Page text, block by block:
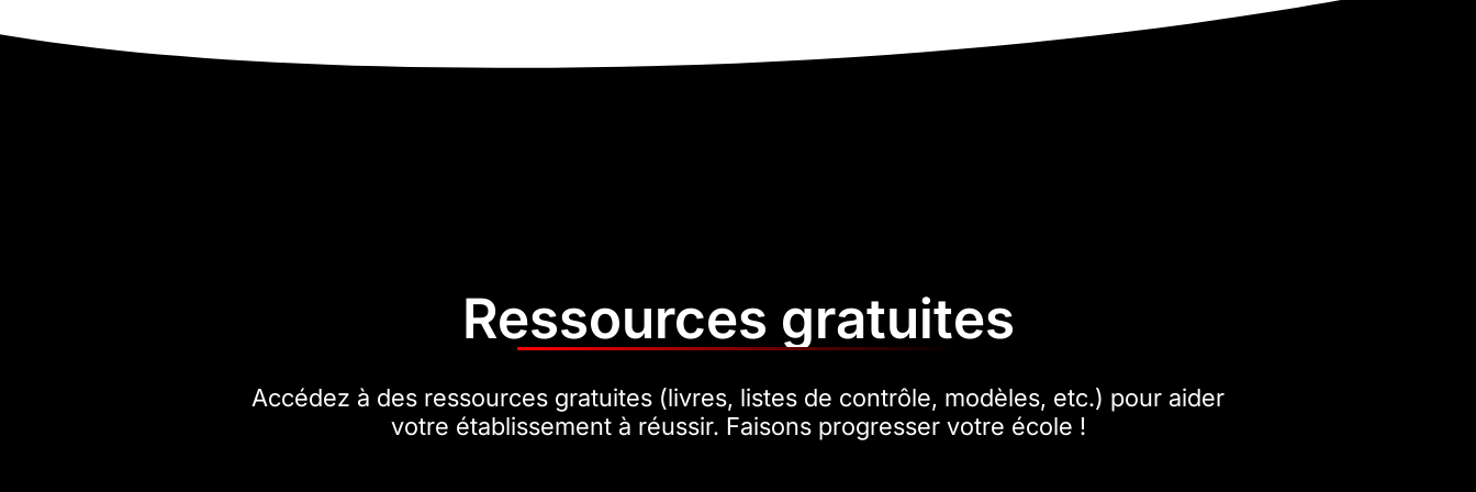
Ressources gratuites
Accédez à des ressources gratuites (livres, listes de contrôle, modèles, etc.) pour aider
votre établissement à réussir. Faisons progresser votre école !